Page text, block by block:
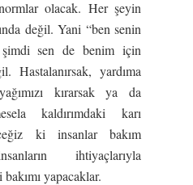
olacak. Her şeyin
değil. Yani “ben senin
sen de benim için
Hastalanırsak, yardıma
kırarsak ya da
kaldırımdaki karı
ki insanlar bakım
ihtiyaçlarıyla
yapacaklar.